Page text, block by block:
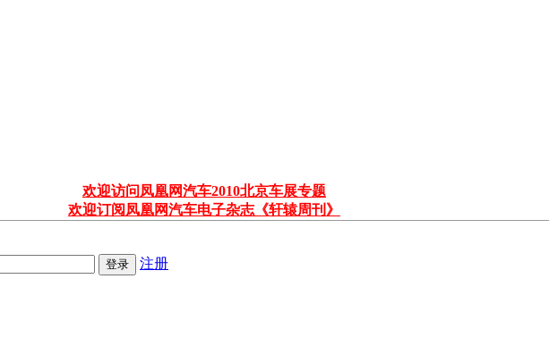
欢迎访问凤凰网汽车2010北京车展专题
欢迎订阅凤凰网汽车电子杂志《轩辕周刊》
注册